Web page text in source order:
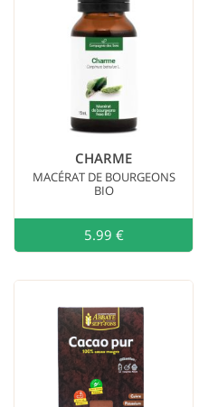
CHARME
MACÉRAT DE BOURGEONS
BIO
5.99 €